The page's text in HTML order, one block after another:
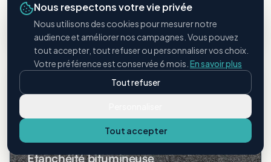
Bac acier
Toitures métalliques industrielles
Étanchéité bitumineuse
Nous respectons votre vie privée
Nous utilisons des cookies pour mesurer notre
audience et améliorer nos campagnes. Vous pouvez
tout accepter, tout refuser ou personnaliser vos choix.
Votre préférence est conservée 6 mois. En savoir plus
Tout refuser
Tout accepter